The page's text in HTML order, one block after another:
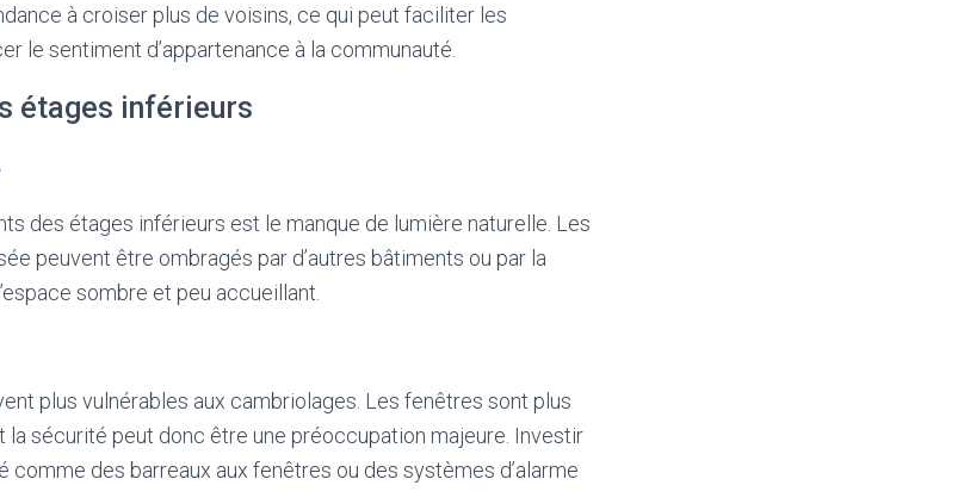
à croiser plus de voisins, ce qui peut faciliter les
le sentiment d’appartenance à la communauté.
étages inférieurs
des étages inférieurs est le manque de lumière naturelle. Les
peuvent être ombragés par d’autres bâtiments ou par la
sombre et peu accueillant.
plus vulnérables aux cambriolages. Les fenêtres sont plus
la sécurité peut donc être une préoccupation majeure. Investir
des barreaux aux fenêtres ou des systèmes d’alarme